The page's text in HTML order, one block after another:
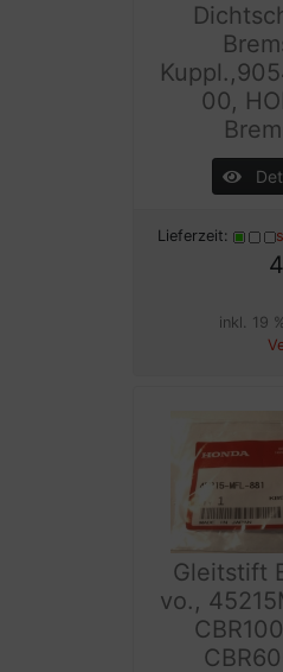
00,
Lieferzeit:
inkl. 19
Gleitstift
vo.,